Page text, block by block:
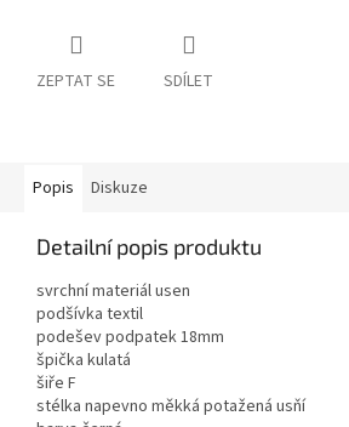
ZEPTAT SE SDÍLET
Popis Diskuze
Detailní popis produktu
svrchní materiál usen
podšívka textil
podešev podpatek 18mm
špička kulatá
šiře F
stélka napevno měkká potažená usňí